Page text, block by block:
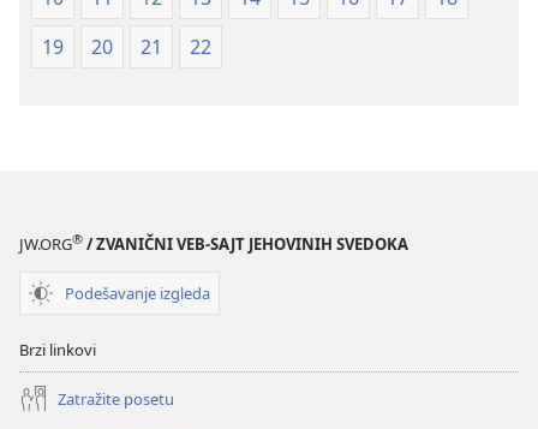
2019)
2019)
19
20 21 22
JW.ORG® / ZVANIČNI VEB-SAJT JEHOVINIH SVEDOKA
Podešavanje izgleda
Brzi linkovi
Zatražite posetu